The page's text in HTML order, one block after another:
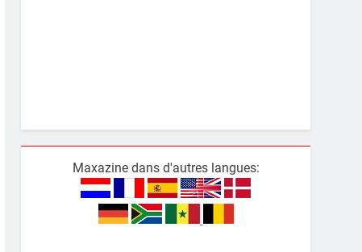
Maxazine dans d'autres langues: